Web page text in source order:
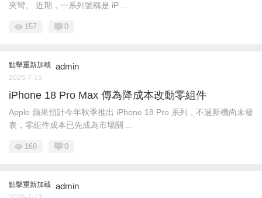
夾彎。 近期，一系列號稱是 iP ...
157 0
點擊重新加載 admin
2026-7-15
iPhone 18 Pro Max 傳為降成本改動零組件
Apple 蘋果預計今年秋季推出 iPhone 18 Pro 系列，不過新機尚未發
表，零組件成本已先成為市場關 ...
169 0
點擊重新加載 admin